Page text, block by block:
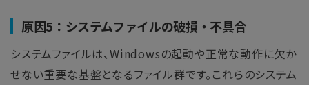
原因5：システムファイルの破損・不具合
システムファイルは、Windowsの起動や正常な動作に欠か
せない重要な基盤となるファイル群です。これらのシステム